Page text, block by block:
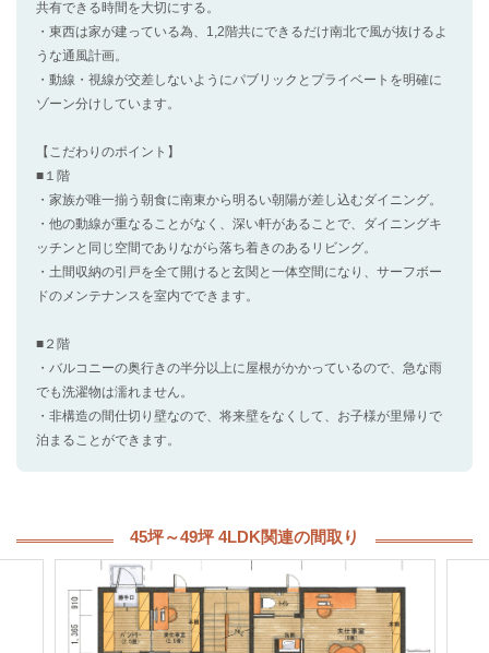
共有できる時間を大切にする。
・東西は家が建っている為、1,2階共にできるだけ南北で風が抜けるよ
うな通風計画。
・動線・視線が交差しないようにパブリックとプライベートを明確に
ゾーン分けしています。
【こだわりのポイント】
■１階
・家族が唯一揃う朝食に南東から明るい朝陽が差し込むダイニング。
・他の動線が重なることがなく、深い軒があることで、ダイニングキ
ッチンと同じ空間でありながら落ち着きのあるリビング。
・土間収納の引戸を全て開けると玄関と一体空間になり、サーフボー
ドのメンテナンスを室内でできます。
■２階
・バルコニーの奥行きの半分以上に屋根がかかっているので、急な雨
でも洗濯物は濡れません。
・非構造の間仕切り壁なので、将来壁をなくして、お子様が里帰りで
泊まることができます。
45坪～49坪 4LDK関連の間取り